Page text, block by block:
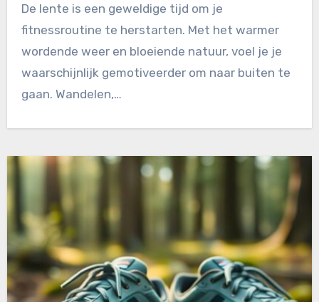
De lente is een geweldige tijd om je
fitnessroutine te herstarten. Met het warmer
wordende weer en bloeiende natuur, voel je je
waarschijnlijk gemotiveerder om naar buiten te
gaan. Wandelen,…